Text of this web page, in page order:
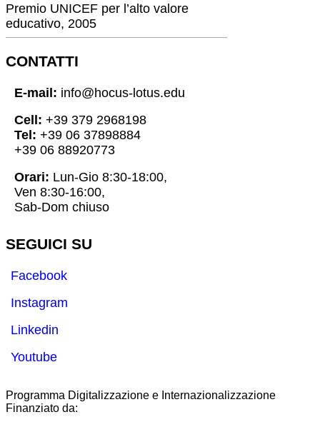
Premio UNICEF per l’alto valore
educativo, 2005
CONTATTI
E-mail: info@hocus-lotus.edu
Cell: +39 379 2968198
Tel: +39 06 37898884
+39 06 88920773
Orari: Lun-Gio 8:30-18:00,
Ven 8:30-16:00,
Sab-Dom chiuso
SEGUICI SU
Facebook
Instagram
Linkedin
Youtube
Programma Digitalizzazione e Internazionalizzazione
Finanziato da: